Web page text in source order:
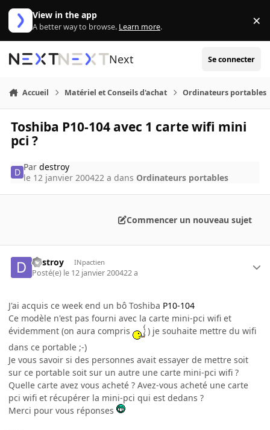
Aller au contenu
View in the app
A better way to browse. Learn more. ×
Next Se connecter
Accueil Matériel et Conseils d'achat Ordinateurs portables
Toshiba P10-104 avec 1 carte wifi mini
pci ?
Pardestroy
le 12 janvier 200422 a dans Ordinateurs portables
Commencer un nouveau sujet
destroy INpactien
Posté(e) le 12 janvier 200422 a
J'ai acquis ce week end un bô Toshiba P10-104
Ce modèle n'est pas fourni avec la carte mini-pci wifi et
évidemment (on aura compris
) je souhaite mettre du wifi
dans ce portable ;-)
Je vous savoir si des personnes avait essayer de mettre soit
sur ce portable soit sur un autre une carte mini-pci wifi ?
Quelle carte avez vous acheté ? Avez-vous acheté une carte
pci wifi et récupérer la mini-pci qui est dedans ?
Merci pour vous réponses